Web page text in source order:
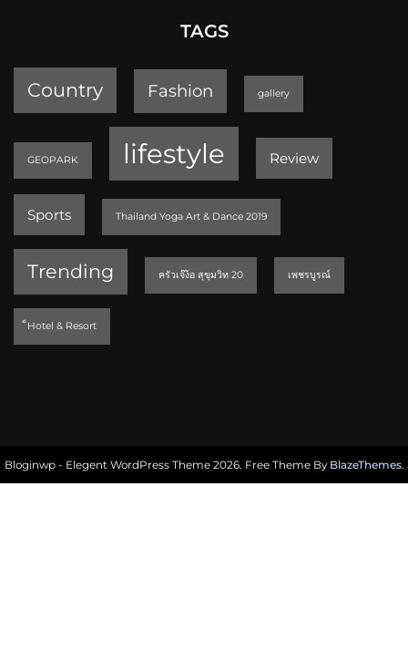
TAGS
Country Fashion gallery
GEOPARK lifestyle Review
Sports Thailand Yoga Art & Dance 2019
Trending ครัวเจ๊ง้อ สุขุมวิท 20 เพชรบูรณ์
็Hotel & Resort
Bloginwp - Elegent WordPress Theme 2026. Free Theme By BlazeThemes.